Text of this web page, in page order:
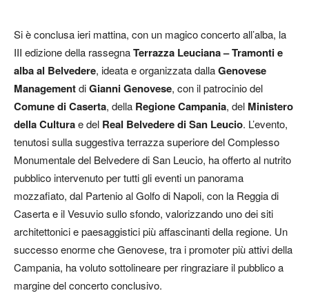
Si è conclusa ieri mattina, con un magico concerto all’alba, la
III edizione della rassegnaTerrazza Leuciana – Tramonti e
alba al Belvedere, ideata e organizzata dallaGenovese
ManagementdiGianni Genovese, con il patrocinio del
Comune di Caserta, della Regione Campania, del Ministero
della Culturae del Real Belvedere di San Leucio. L’evento,
tenutosi sulla suggestiva terrazza superiore del Complesso
Monumentale del Belvedere di San Leucio, ha offerto al nutrito
pubblico intervenuto per tutti gli eventi un panorama
mozzafiato, dal Partenio al Golfo di Napoli, con la Reggia di
Caserta e il Vesuvio sullo sfondo, valorizzando uno dei siti
architettonici e paesaggistici più affascinanti della regione. Un
successo enorme che Genovese, tra i promoter più attivi della
Campania, ha voluto sottolineare per ringraziare il pubblico a
margine del concerto conclusivo.